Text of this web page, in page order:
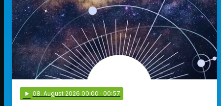
play_arrow 08. August 2026 00:00 · 00:57